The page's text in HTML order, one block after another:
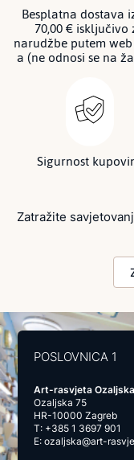
Besplatna dostava
70,00 € isključivo
narudžbe putem
a (ne odnosi se na
Sigurnost
Zatražite
POSLOVNICA 1
Art-rasvjeta Ozaljska
Ozaljska 75
HR-10000 Zagreb
T: +385 1 3697 901
E:ozaljska@art-